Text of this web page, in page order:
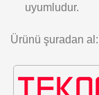
uyumludur.
Ürünü şuradan al: